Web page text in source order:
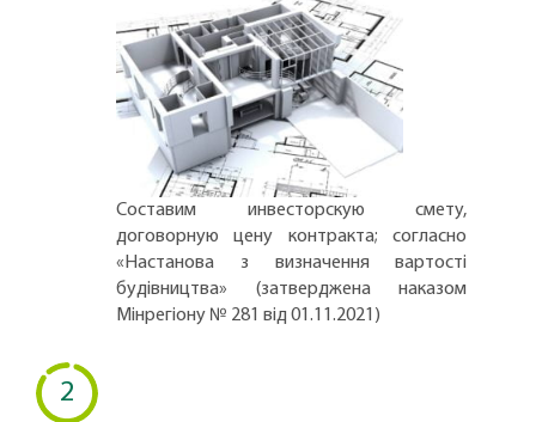
Составим инвесторскую смету,
договорную цену контракта; согласно
«Настанова з визначення вартості
будівництва» (затверджена наказом
Мінрегіону № 281 від 01.11.2021)
2